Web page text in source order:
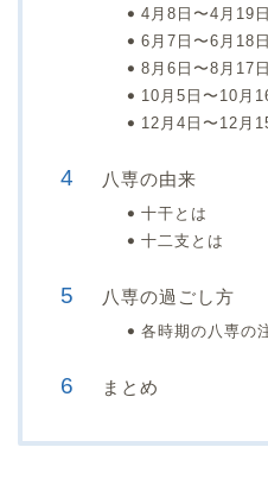
4月8日〜4月19日
6月7日〜6月18日
8月6日〜8月17日
10月5日〜10月
12月4日〜12月
八専の由来
十干とは
十二支とは
八専の過ごし方
各時期の八専の
まとめ